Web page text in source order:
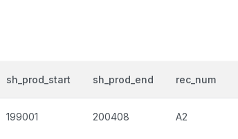
sh_prod_start sh_prod_end rec_num
199001 200408 A2